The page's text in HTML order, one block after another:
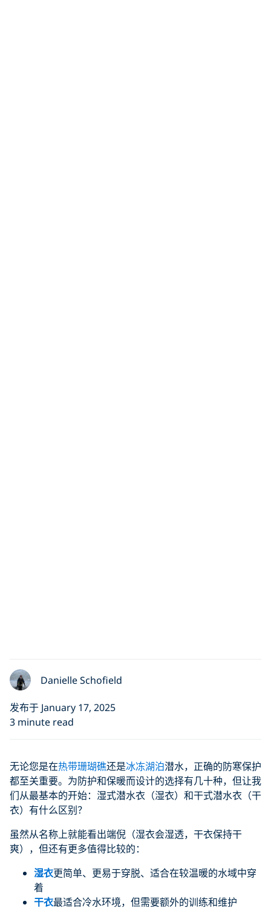
Danielle Schofield
发布于 January 17, 2025
3 minute read
无论您是在热带珊瑚礁还是冰冻湖泊潜水，正确的防寒保护
都至关重要。为防护和保暖而设计的选择有几十种，但让我
们从最基本的开始：湿式潜水衣（湿衣）和干式潜水衣（干
衣）有什么区别？
虽然从名称上就能看出端倪（湿衣会湿透，干衣保持干
爽），但还有更多值得比较的：
湿衣更简单、更易于穿脱、适合在较温暖的水域中穿
着
干衣最适合冷水环境，但需要额外的训练和维护